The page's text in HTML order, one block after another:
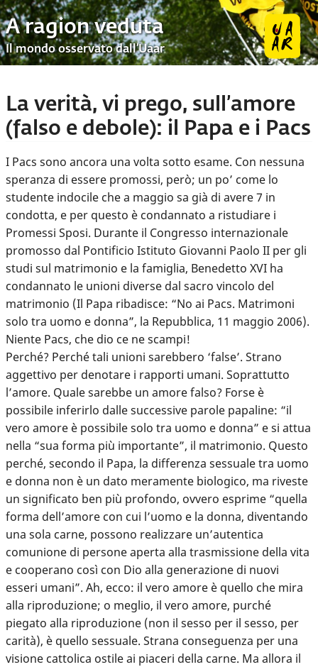
A ragion veduta
Il mondo osservato dall’Uaar
La verità, vi prego, sull’amore
(falso e debole): il Papa e i Pacs
I Pacs sono ancora una volta sotto esame. Con nessuna
speranza di essere promossi, però; un po’ come lo
studente indocile che a maggio sa già di avere 7 in
condotta, e per questo è condannato a ristudiare i
Promessi Sposi. Durante il Congresso internazionale
promosso dal Pontificio Istituto Giovanni Paolo II per gli
studi sul matrimonio e la famiglia, Benedetto XVI ha
condannato le unioni diverse dal sacro vincolo del
matrimonio (Il Papa ribadisce: “No ai Pacs. Matrimoni
solo tra uomo e donna”, la Repubblica, 11 maggio 2006).
Niente Pacs, che dio ce ne scampi!
Perché? Perché tali unioni sarebbero ‘false’. Strano
aggettivo per denotare i rapporti umani. Soprattutto
l’amore. Quale sarebbe un amore falso? Forse è
possibile inferirlo dalle successive parole papaline: “il
vero amore è possibile solo tra uomo e donna” e si attua
nella “sua forma più importante”, il matrimonio. Questo
perché, secondo il Papa, la differenza sessuale tra uomo
e donna non è un dato meramente biologico, ma riveste
un significato ben più profondo, ovvero esprime “quella
forma dell’amore con cui l’uomo e la donna, diventando
una sola carne, possono realizzare un’autentica
comunione di persone aperta alla trasmissione della vita
e cooperano così con Dio alla generazione di nuovi
esseri umani”. Ah, ecco: il vero amore è quello che mira
alla riproduzione; o meglio, il vero amore, purché
piegato alla riproduzione (non il sesso per il sesso, per
carità), è quello sessuale. Strana conseguenza per una
visione cattolica ostile ai piaceri della carne. Ma allora il